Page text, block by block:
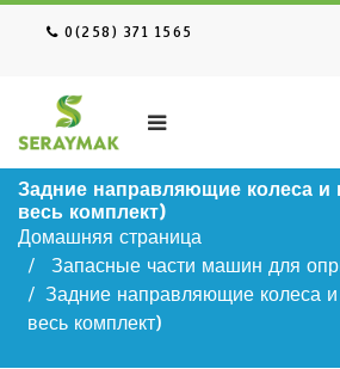
0(258) 371 1565
Задние направляющие колеса
весь комплект)
Домашняя страница
Запасные части машин для
Задние направляющие колеса
весь комплект)